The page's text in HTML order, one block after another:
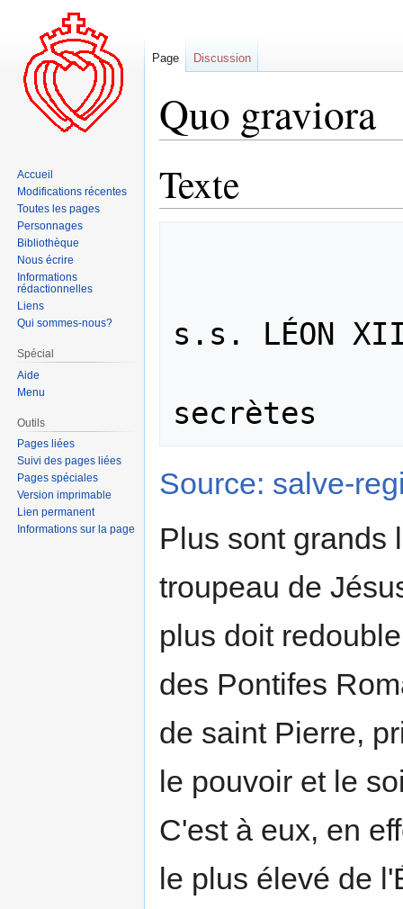
Quo graviora
la
la
Texte
s.s. LÉON
Source: salve-
Plus sont grands
troupeau de
plus doit
des Pontifes
de saint Pierre,
le pouvoir et le
C'est à eux, en
le plus élevé de
Page Discussion
Accueil
Modifications récentes
Toutes les pages
Personnages
Bibliothèque
Nous écrire
Informations
rédactionnelles
Liens
Qui sommes-nous?
Spécial
Aide
Menu
Outils
Pages liées
Suivi des pages liées
Pages spéciales
Version imprimable
Lien permanent
Informations sur la page